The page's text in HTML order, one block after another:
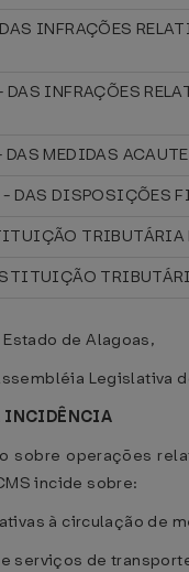
INFRAÇÕES
INFRAÇÕES
MEDIDAS
DAS DISPOSIÇÕES
TRIBUTÁRIA
de Alagoas,
Legislativa
INCIDÊNCIA
sobre operações
incide sobre:
à circulação de
serviços de